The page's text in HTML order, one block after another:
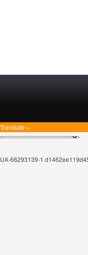
Translate »
UA-66293139-1